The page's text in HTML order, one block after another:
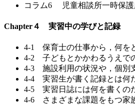
コラム6 児童相談所一時保護
Chapter４ 実習中の学びと記録
4-1 保育士の仕事から，何を
4-2 子どもとかかわるうえで
4-3 施設利用の状況や，個別
4-4 実習生が書く記録とは何
4-5 実習日誌には何を書くの
4-6 さまざまな課題をもつ家